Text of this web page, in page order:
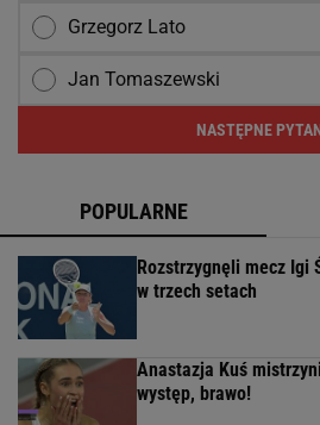
Grzegorz Lato
Jan Tomaszewski
NASTĘPNE
POPULARNE
Rozstrzygnęli mecz
w trzech setach
Anastazja Kuś
występ, brawo!